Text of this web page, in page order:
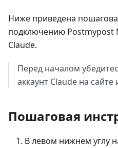
Ниже приведена
подключению Postmypost
Claude.
Перед началом
аккаунт Claude на
Пошаговая
В левом нижнем углу